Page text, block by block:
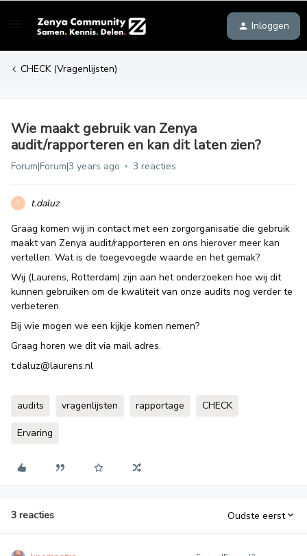
Inloggen
CHECK (Vragenlijsten)
Wie maakt gebruik van Zenya
audit/rapporteren en kan dit laten zien?
Forum|Forum|3 years ago 3 reacties
T
t.daluz
Graag komen wij in contact met een zorgorganisatie die gebruik
maakt van Zenya audit/rapporteren en ons hierover meer kan
vertellen. Wat is de toegevoegde waarde en het gemak?
Wij (Laurens, Rotterdam) zijn aan het onderzoeken hoe wij dit
kunnen gebruiken om de kwaliteit van onze audits nog verder te
verbeteren.
Bij wie mogen we een kijkje komen nemen?
Graag horen we dit via mail adres.
t.daluz@laurens.nl
audits vragenlijsten rapportage CHECK
Ervaring
3 reacties Oudste eerst